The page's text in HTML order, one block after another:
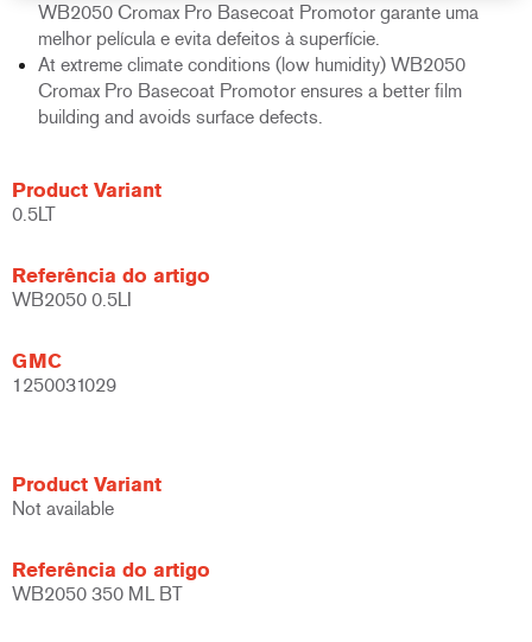
WB2050 Cromax Pro Basecoat Promotor garante uma
melhor película e evita defeitos à superfície.
At extreme climate conditions (low humidity) WB2050
Cromax Pro Basecoat Promotor ensures a better film
building and avoids surface defects.
Product Variant
0.5LT
Referência do artigo
WB2050 0.5LI
GMC
1250031029
Product Variant
Not available
Referência do artigo
WB2050 350 ML BT